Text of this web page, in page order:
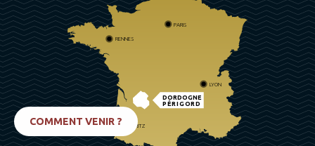
DORDOGNE
PÉRIGORD
PARIS
RENNES
LYON
BIARRITZ
COMMENT VENIR ?